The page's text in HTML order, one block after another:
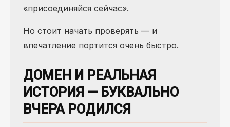
«присоединяйся сейчас».
Но стоит начать проверять — и
впечатление портится очень быстро.
ДОМЕН И РЕАЛЬНАЯ
ИСТОРИЯ — БУКВАЛЬНО
ВЧЕРА РОДИЛСЯ